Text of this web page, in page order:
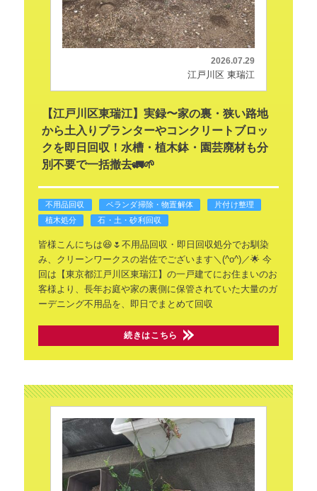
2026.07.29
江戸川区 東瑞江
【江戸川区東瑞江】実録〜家の裏・狭い路地
から土入りプランターやコンクリートブロッ
クを即日回収！水槽・植木鉢・園芸廃材も分
別不要で一括撤去🚛🌱
不用品回収 ベランダ掃除・物置解体
片付け整理
植木処分
石・土・砂利回収
皆様こんにちは😆🌷不用品回収・即日回収処分でお馴染
み、クリーンワークスの岩佐でございます＼(^o^)／🌟 今
回は【東京都江戸川区東瑞江】の一戸建てにお住まいのお
客様より、長年お庭や家の裏側に保管されていた大量のガ
ーデニング不用品を、即日でまとめて回収
続きはこちら